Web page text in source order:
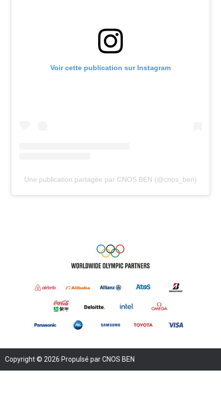
Voir cette publication sur Instagram
Une publication partagée par CNOS BEN (@cnos_ben)
Copyright © 2026 Propulsé par CNOS BEN